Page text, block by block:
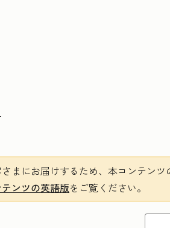
まにお届けするため、本コンテン
ンツの英語版をご覧ください。